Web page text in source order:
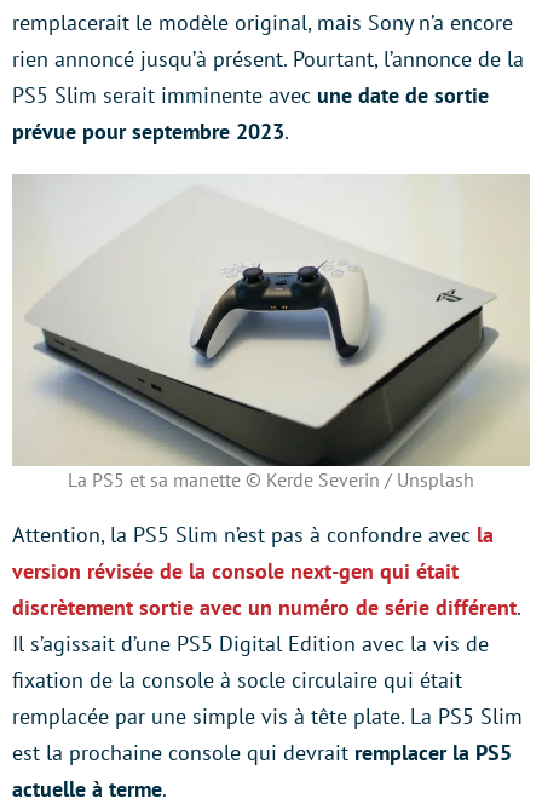
remplacerait le modèle original, mais Sony n’a encore
rien annoncé jusqu’à présent. Pourtant, l’annonce de la
PS5 Slim serait imminente avec une date de sortie
prévue pour septembre 2023.
La PS5 et sa manette © Kerde Severin / Unsplash
Attention, la PS5 Slim n’est pas à confondre avec la
version révisée de la console next-gen qui était
discrètement sortie avec un numéro de série différent.
Il s’agissait d’une PS5 Digital Edition avec la vis de
fixation de la console à socle circulaire qui était
remplacée par une simple vis à tête plate. La PS5 Slim
est la prochaine console qui devrait remplacer la PS5
actuelle à terme.